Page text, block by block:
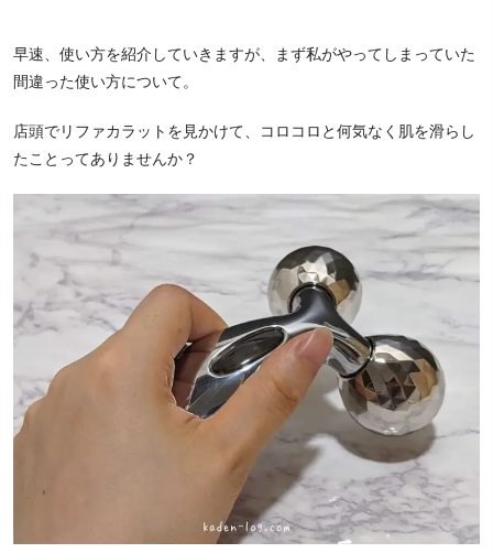
早速、使い方を紹介していきますが、まず私がやってしまっていた
間違った使い方について。
店頭でリファカラットを見かけて、コロコロと何気なく肌を滑らし
たことってありませんか？